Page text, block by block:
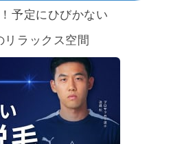
予定にひびかない
リラックス空間